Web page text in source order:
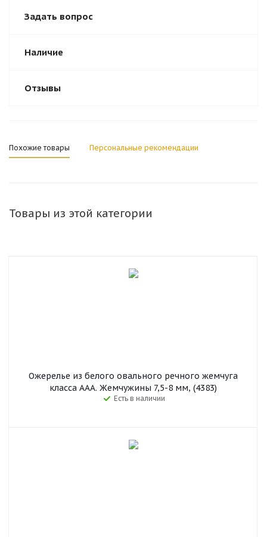
Задать вопрос
Наличие
Отзывы
Похожие товары Персональные рекомендации
Товары из этой категории
Ожерелье из белого овального речного жемчуга
класса ААА. Жемчужины 7,5-8 мм, (4383)
Есть в наличии